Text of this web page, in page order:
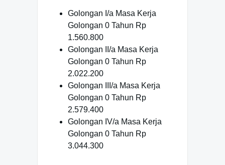
Golongan I/a Masa Kerja
Golongan 0 Tahun Rp
1.560.800
Golongan II/a Masa Kerja
Golongan 0 Tahun Rp
2.022.200
Golongan III/a Masa Kerja
Golongan 0 Tahun Rp
2.579.400
Golongan IV/a Masa Kerja
Golongan 0 Tahun Rp
3.044.300